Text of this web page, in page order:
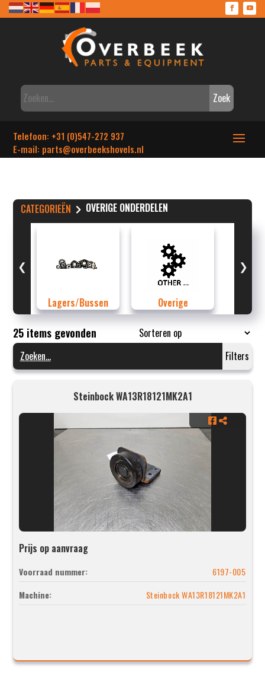
Zoek
Telefoon: +31 (0)547-272 937
E-mail: parts@overbeekshovels.nl
CATEGORIEËN OVERIGE ONDERDELEN
❮
Lagers/Bussen Overige
❯
25 items gevonden
Filters
Steinbock WA13R18121MK2A1
Prijs op aanvraag
Voorraad nummer:
6197-005
Machine:
Steinbock WA13R18121MK2A1